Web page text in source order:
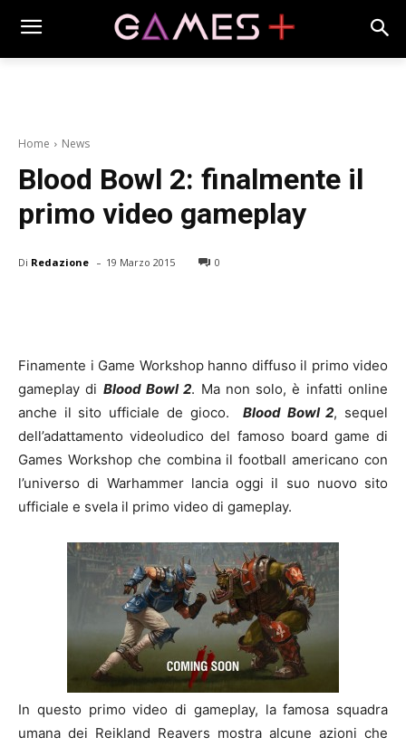
Home News
Blood Bowl 2: finalmente il
primo video gameplay
Di Redazione - 19 Marzo 2015 0
Finamente i Game Workshop hanno diffuso il primo video
gameplay di Blood Bowl 2. Ma non solo, è infatti online
anche il sito ufficiale de gioco. Blood Bowl 2, sequel
dell’adattamento videoludico del famoso board game di
Games Workshop che combina il football americano con
l’universo di Warhammer lancia oggi il suo nuovo sito
ufficiale e svela il primo video di gameplay.
In questo primo video di gameplay, la famosa squadra
umana dei Reikland Reavers mostra alcune azioni che